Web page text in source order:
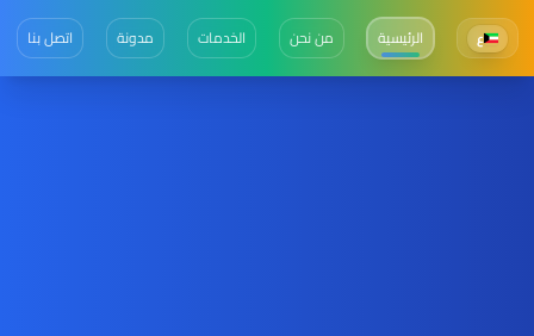
ع الرئيسية من نحن الخدمات مدونة اتصل بنا